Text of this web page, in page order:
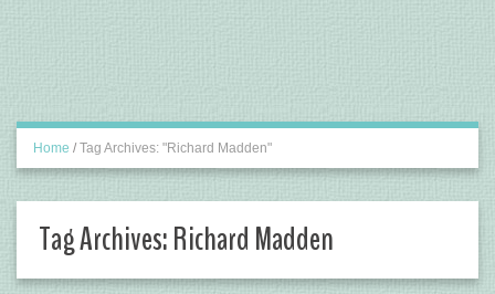
Home / Tag Archives: "Richard Madden"
Tag Archives:Richard Madden